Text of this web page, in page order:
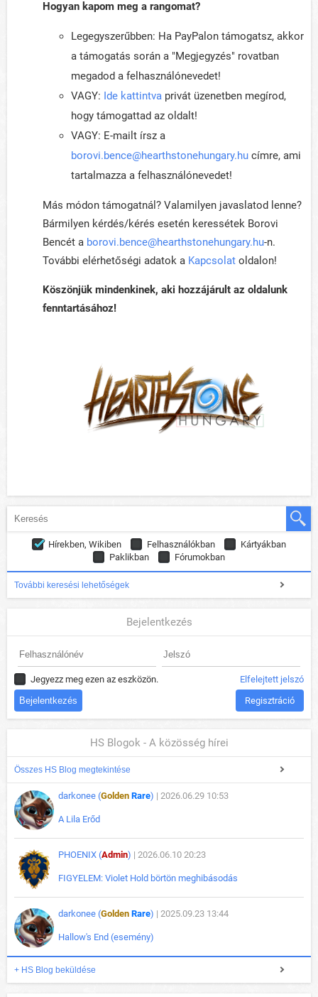
Hogyan kapom meg a rangomat?
Legegyszerűbben: Ha PayPalon támogatsz, akkor
a támogatás során a "Megjegyzés" rovatban
megadod a felhasználónevedet!
VAGY: Ide kattintva privát üzenetben megírod,
hogy támogattad az oldalt!
VAGY: E-mailt írsz a
borovi.bence@hearthstonehungary.hu címre, ami
tartalmazza a felhasználónevedet!
Más módon támogatnál? Valamilyen javaslatod lenne?
Bármilyen kérdés/kérés esetén keressétek Borovi
Bencét a borovi.bence@hearthstonehungary.hu-n.
További elérhetőségi adatok a Kapcsolat oldalon!
Köszönjük mindenkinek, aki hozzájárult az oldalunk
fenntartásához!
Hírekben, Wikiben Felhasználókban
Kártyákban
Paklikban
Fórumokban
További keresési lehetőségek
Bejelentkezés
Jegyezz meg ezen az eszközön. Elfelejtett jelszó
Regisztráció
HS Blogok - A közösség hírei
Összes HS Blog megtekintése
darkonee (Golden Rare) | 2026.06.29 10:53
A Lila Erőd
PHOENIX (Admin) | 2026.06.10 20:23
FIGYELEM: Violet Hold börtön meghibásodás
darkonee (Golden Rare) | 2025.09.23 13:44
Hallow's End (esemény)
+ HS Blog beküldése